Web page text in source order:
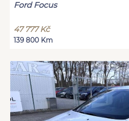
Ford Focus
47 777 Kč
139 800 Km